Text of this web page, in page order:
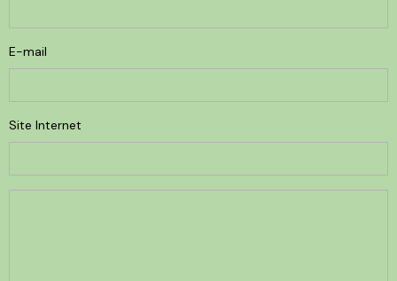
E-mail
Site Internet